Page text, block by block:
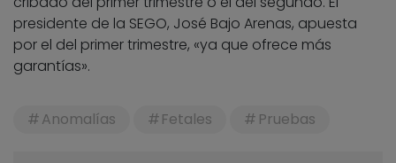
presidente de la SEGO, José Bajo Arenas, apuesta
por el del primer trimestre, «ya que ofrece más
garantías».
Anomalías Fetales Pruebas